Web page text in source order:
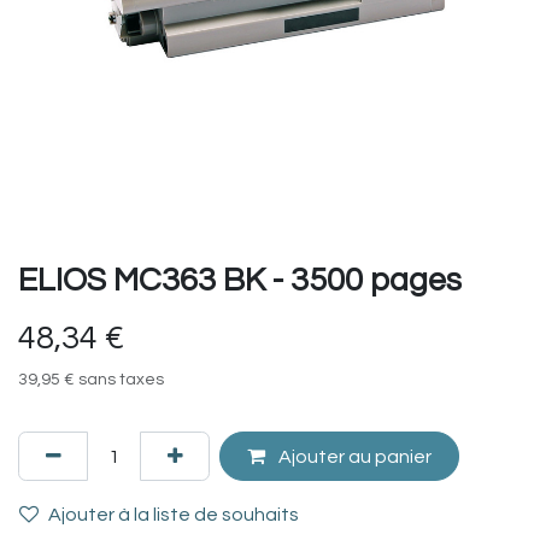
ELIOS MC363 BK - 3500 pages
48,34 €
39,95 € sans taxes
Ajouter au panier
Ajouter à la liste de souhaits